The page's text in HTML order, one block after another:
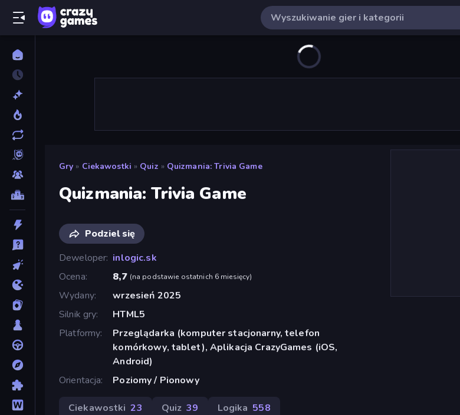
Gry » Ciekawostki » Quiz » Quizmania: Trivia Game
Quizmania: Trivia Game
Podziel się
Deweloper inlogic.sk
Ocena
8,7 (na podstawie ostatnich 6 miesięcy)
Wydany
wrzesień 2025
Silnik gry
HTML5
Platformy
Przeglądarka (komputer stacjonarny, telefon
komórkowy, tablet), Aplikacja CrazyGames (iOS,
Android)
Orientacja
Poziomy / Pionowy
Ciekawostki 23 Quiz 39 Logika 558